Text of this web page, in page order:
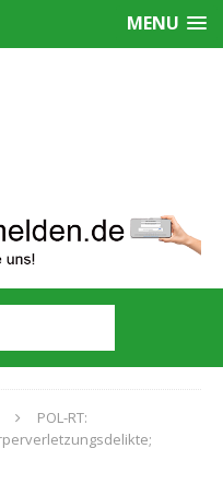
MENU
POL-RT: